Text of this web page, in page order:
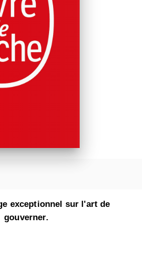
exceptionnel sur l'art de
gouverner.